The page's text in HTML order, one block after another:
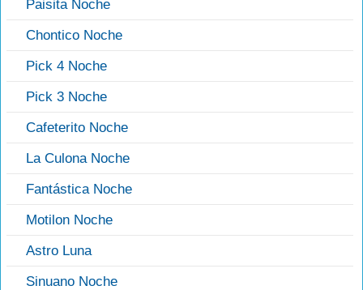
Paisita Noche
Chontico Noche
Pick 4 Noche
Pick 3 Noche
Cafeterito Noche
La Culona Noche
Fantástica Noche
Motilon Noche
Astro Luna
Sinuano Noche